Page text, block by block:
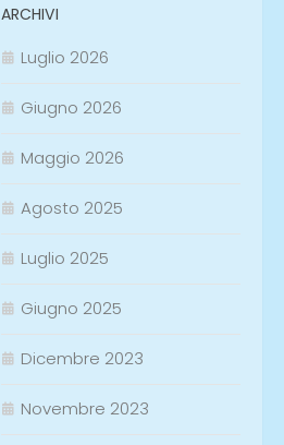
ARCHIVI
Luglio 2026
Giugno 2026
Maggio 2026
Agosto 2025
Luglio 2025
Giugno 2025
Dicembre 2023
Novembre 2023